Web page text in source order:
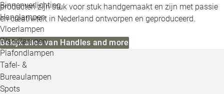
Binnenverlichting
Hanglampen
Vloerlampen
Wandlampen
Plafondlampen
Tafel- &
Bureaulampen
Spots
producten zijn stuk voor stuk handgemaakt en zijn met passie
en creativiteit in Nederland ontworpen en geproduceerd.
Bekijk alles van Handles and more